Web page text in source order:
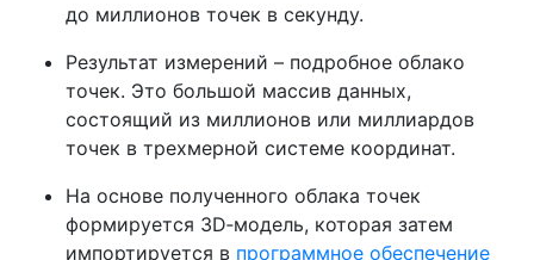
до миллионов точек в секунду.
Результат измерений – подробное облако
точек. Это большой массив данных,
состоящий из миллионов или миллиардов
точек в трехмерной системе координат.
На основе полученного облака точек
формируется 3D‑модель, которая затем
импортируется в программное обеспечение